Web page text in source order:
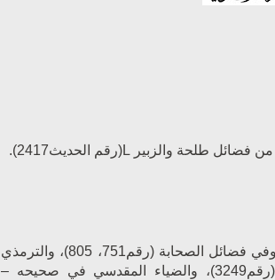
فضائل طلحة والزبير L(رقم الحديث2417).
) أخرجه الإمام أحمد في المسند (رقم420)، وفي فضائل الصحابة (رقم751، 805)، والترمذي
وصححه (رقم3699)، وابن حبان في صحيحه (رقم3249)، والضياء المقدسي في صحيحه –